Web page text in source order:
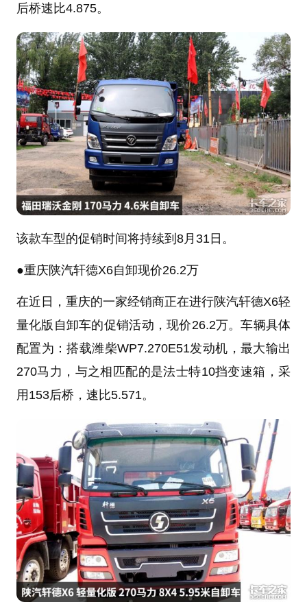
后桥速比4.875。
该款车型的促销时间将持续到8月31日。
●重庆陕汽轩德X6自卸现价26.2万
在近日，重庆的一家经销商正在进行陕汽轩德X6轻
量化版自卸车的促销活动，现价26.2万。车辆具体
配置为：搭载潍柴WP7.270E51发动机，最大输出
270马力，与之相匹配的是法士特10挡变速箱，采
用153后桥，速比5.571。